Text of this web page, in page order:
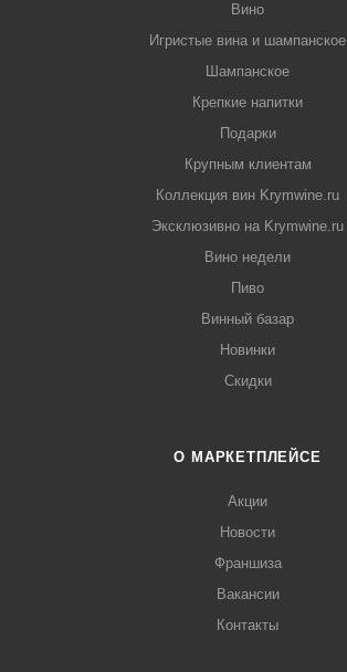
Вино
Игристые вина и шампанское
Шампанское
Крепкие напитки
Подарки
Крупным клиентам
Коллекция вин Krymwine.ru
Эксклюзивно на Krymwine.ru
Вино недели
Пиво
Винный базар
Новинки
Скидки
О МАРКЕТПЛЕЙСЕ
Акции
Новости
Франшиза
Вакансии
Контакты